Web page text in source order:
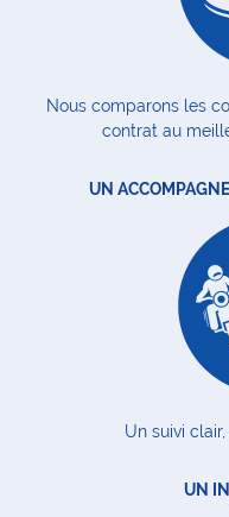
Nous comparons les
contrat au
UN
Un suivi
UN